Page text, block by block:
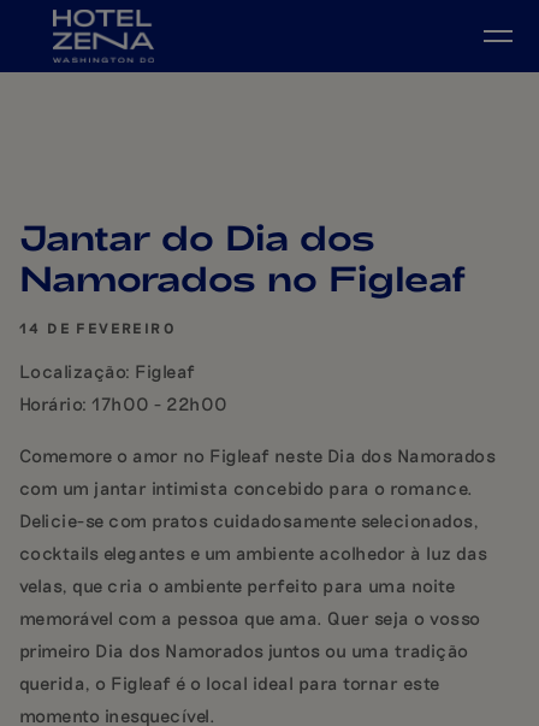
Ir diretamente para o conteúdo principal
Jantar do Dia dos
Namorados no Figleaf
14 DE FEVEREIRO
Localização: Figleaf
Horário: 17h00 - 22h00
Comemore o amor no Figleaf neste Dia dos Namorados
com um jantar intimista concebido para o romance.
Delicie-se com pratos cuidadosamente selecionados,
cocktails elegantes e um ambiente acolhedor à luz das
velas, que cria o ambiente perfeito para uma noite
memorável com a pessoa que ama. Quer seja o vosso
primeiro Dia dos Namorados juntos ou uma tradição
querida, o Figleaf é o local ideal para tornar este
momento inesquecível.